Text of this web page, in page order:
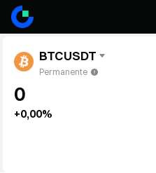
BTCUSDT
Permanente
0
+0,00%